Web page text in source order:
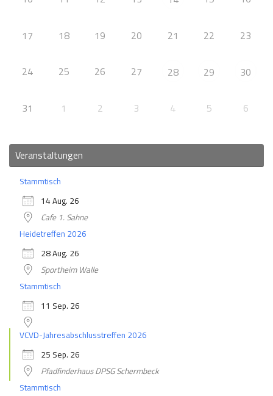
17 18 19 20 21 22 23
24 25 26 27 28 29 30
31 1 2 3 4 5 6
Veranstaltungen
Stammtisch
14 Aug. 26
Cafe 1. Sahne
Heidetreffen 2026
28 Aug. 26
Sportheim Walle
Stammtisch
11 Sep. 26
VCVD-Jahresabschlusstreffen 2026
25 Sep. 26
Pfadfinderhaus DPSG Schermbeck
Stammtisch